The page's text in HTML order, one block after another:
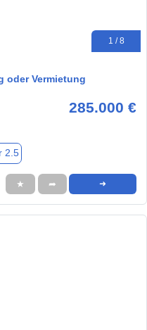
1 / 8
oder Vermietung
285.000 €
2.5
★ ➦ ➜